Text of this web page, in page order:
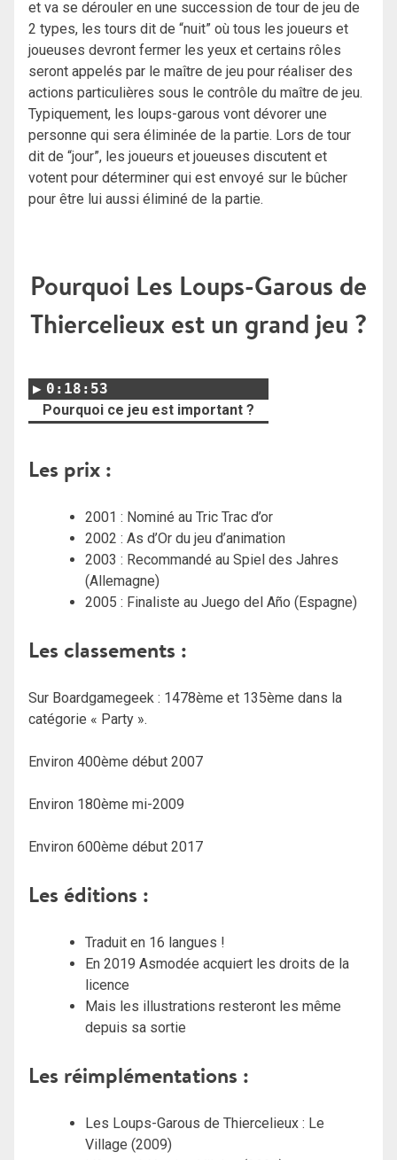
et va se dérouler en une succession de tour de jeu de
2 types, les tours dit de “nuit” où tous les joueurs et
joueuses devront fermer les yeux et certains rôles
seront appelés par le maître de jeu pour réaliser des
actions particulières sous le contrôle du maître de jeu.
Typiquement, les loups-garous vont dévorer une
personne qui sera éliminée de la partie. Lors de tour
dit de “jour”, les joueurs et joueuses discutent et
votent pour déterminer qui est envoyé sur le bûcher
pour être lui aussi éliminé de la partie.
Pourquoi Les Loups-Garous de
Thiercelieux est un grand jeu ?
0:18:53
Pourquoi ce jeu est important ?
Les prix :
2001 : Nominé au Tric Trac d’or
2002 : As d’Or du jeu d’animation
2003 : Recommandé au Spiel des Jahres
(Allemagne)
2005 : Finaliste au Juego del Año (Espagne)
Les classements :
Sur Boardgamegeek : 1478ème et 135ème dans la
catégorie « Party ».
Environ 400ème début 2007
Environ 180ème mi-2009
Environ 600ème début 2017
Les éditions :
Traduit en 16 langues !
En 2019 Asmodée acquiert les droits de la
licence
Mais les illustrations resteront les même
depuis sa sortie
Les réimplémentations :
Les Loups-Garous de Thiercelieux : Le
Village (2009)